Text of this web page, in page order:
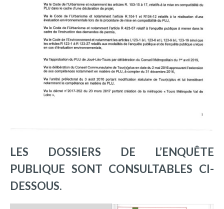
LES DOSSIERS DE L’ENQUÊTE
PUBLIQUE SONT CONSULTABLES CI-
DESSOUS.